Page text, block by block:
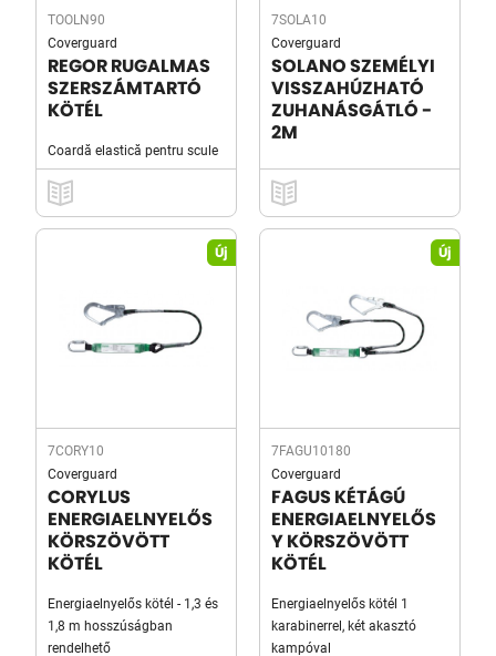
TOOLN90
Coverguard
REGOR RUGALMAS
SZERSZÁMTARTÓ
KÖTÉL
Coardă elastică pentru scule
7SOLA10
Coverguard
SOLANO SZEMÉLYI
VISSZAHÚZHATÓ
ZUHANÁSGÁTLÓ -
2M
Új
7CORY10
Coverguard
CORYLUS
ENERGIAELNYELŐS
KÖRSZÖVÖTT
KÖTÉL
Energiaelnyelős kötél - 1,3 és
1,8 m hosszúságban
rendelhető
Új
7FAGU10180
Coverguard
FAGUS KÉTÁGÚ
ENERGIAELNYELŐS
Y KÖRSZÖVÖTT
KÖTÉL
Energiaelnyelős kötél 1
karabinerrel, két akasztó
kampóval